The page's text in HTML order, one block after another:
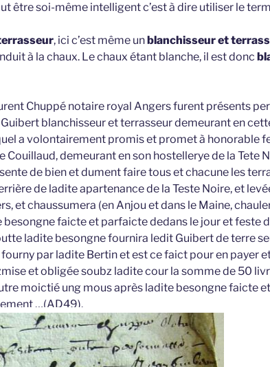
être soi-même intelligent c’est à dire utiliser le
, ici c’est même un blanchisseur et
à la chaux. Le chaux étant blanche, il est donc
Chuppé notaire royal Angers furent présents
blanchisseur et terrasseur demeurant en
a volontairement promis et promet à honorable
Couillaud, demeurant en son hostellerye de la Tete
de bien et dument faire tous et chacune les
de ladite apartenance de la Teste Noire, et
et chaussumera (en Anjou et dans le Maine,
faicte et parfaicte dedans le jour et feste
ladite besongne fournira ledit Guibert de terre
par ladite Bertin et est ce faict pour en payer
et obligée soubz ladite cour la somme de 50
moictié ung mous après ladite besongne faicte
…(AD49).